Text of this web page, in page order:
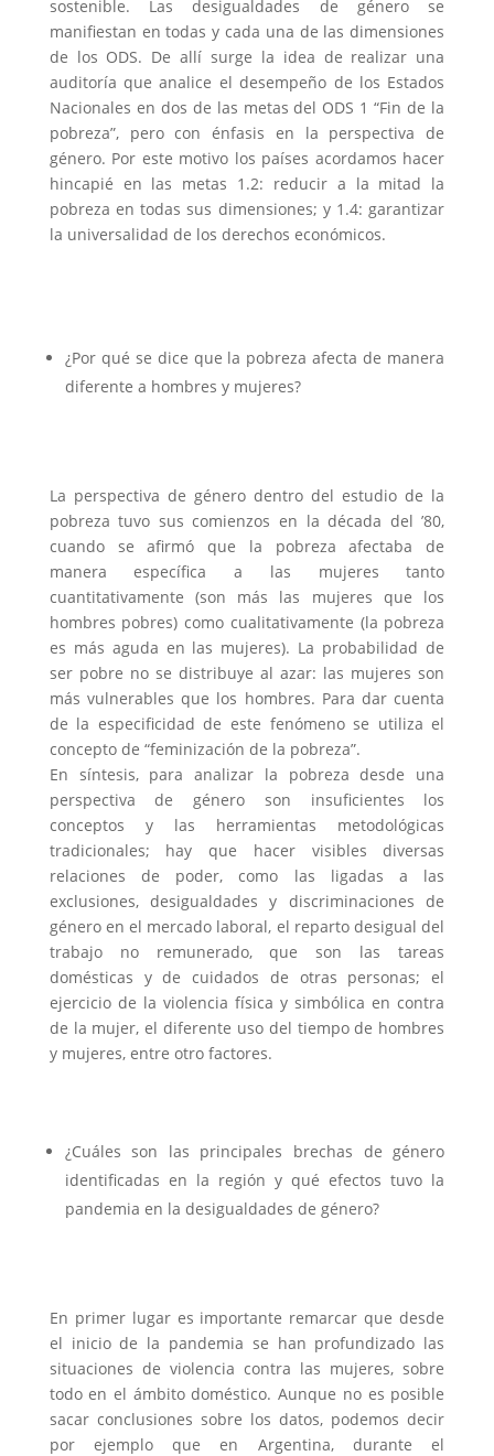
sostenible. Las desigualdades de género se
manifiestan en todas y cada una de las dimensiones
de los ODS. De allí surge la idea de realizar una
auditoría que analice el desempeño de los Estados
Nacionales en dos de las metas del ODS 1 “Fin de la
pobreza”, pero con énfasis en la perspectiva de
género. Por este motivo los países acordamos hacer
hincapié en las metas 1.2: reducir a la mitad la
pobreza en todas sus dimensiones; y 1.4: garantizar
la universalidad de los derechos económicos.
¿Por qué se dice que la pobreza afecta de manera
diferente a hombres y mujeres?
La perspectiva de género dentro del estudio de la
pobreza tuvo sus comienzos en la década del ’80,
cuando se afirmó que la pobreza afectaba de
manera específica a las mujeres tanto
cuantitativamente (son más las mujeres que los
hombres pobres) como cualitativamente (la pobreza
es más aguda en las mujeres). La probabilidad de
ser pobre no se distribuye al azar: las mujeres son
más vulnerables que los hombres. Para dar cuenta
de la especificidad de este fenómeno se utiliza el
concepto de “feminización de la pobreza”.
En síntesis, para analizar la pobreza desde una
perspectiva de género son insuficientes los
conceptos y las herramientas metodológicas
tradicionales; hay que hacer visibles diversas
relaciones de poder, como las ligadas a las
exclusiones, desigualdades y discriminaciones de
género en el mercado laboral, el reparto desigual del
trabajo no remunerado, que son las tareas
domésticas y de cuidados de otras personas; el
ejercicio de la violencia física y simbólica en contra
de la mujer, el diferente uso del tiempo de hombres
y mujeres, entre otro factores.
¿Cuáles son las principales brechas de género
identificadas en la región y qué efectos tuvo la
pandemia en la desigualdades de género?
En primer lugar es importante remarcar que desde
el inicio de la pandemia se han profundizado las
situaciones de violencia contra las mujeres, sobre
todo en el ámbito doméstico. Aunque no es posible
sacar conclusiones sobre los datos, podemos decir
por ejemplo que en Argentina, durante el